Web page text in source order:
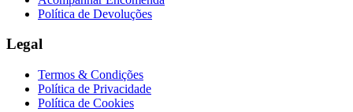
Política de Devoluções
Legal
Termos & Condições
Política de Privacidade
Política de Cookies